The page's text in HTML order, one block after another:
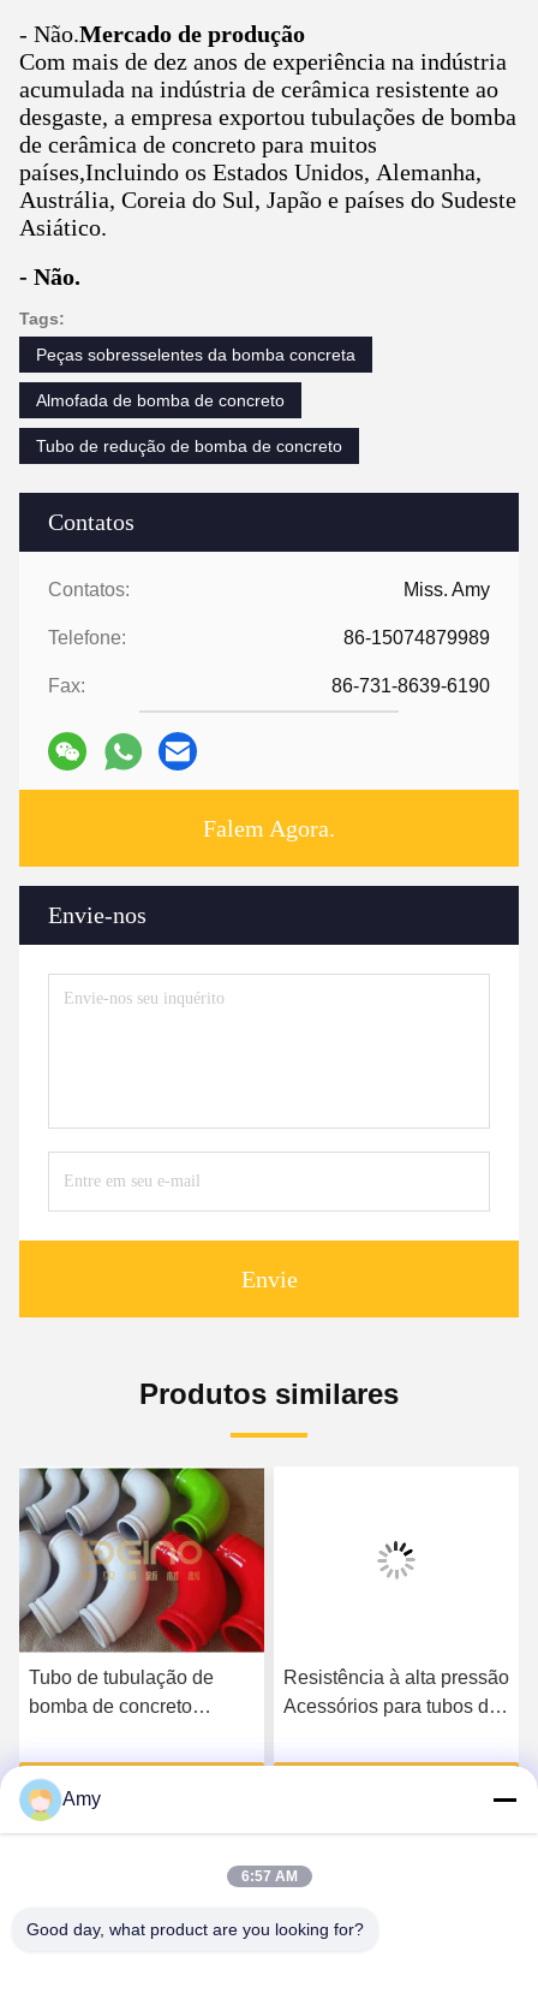
Contatos
Contatos: Miss. Amy
Telefone: 86-15074879989
Fax: 86-731-8639-6190
Falem Agora.
Envie-nos
Envie
- Não.Mercado de produção
Com mais de dez anos de experiência na indústria
acumulada na indústria de cerâmica resistente ao
desgaste, a empresa exportou tubulações de bomba
de cerâmica de concreto para muitos
países,Incluindo os Estados Unidos, Alemanha,
Austrália, Coreia do Sul, Japão e países do Sudeste
Asiático.
- Não.
Tags:
Peças sobresselentes da bomba concreta
Almofada de bomba de concreto
Tubo de redução de bomba de concreto
Produtos similares
Tubo de tubulação de
bomba de concreto
construção moderna
Resistência à alta pressão
Acessórios para tubos de
Amy
6:57 AM
Good day, what product are you looking for?